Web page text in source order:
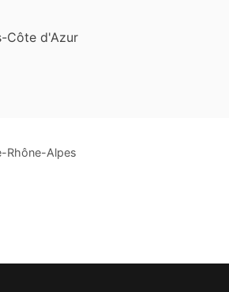
Côte d'Azur
Rhône-Alpes